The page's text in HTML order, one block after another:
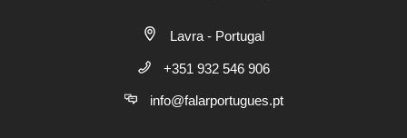
Lavra - Portugal
+351 932 546 906
info@falarportugues.pt